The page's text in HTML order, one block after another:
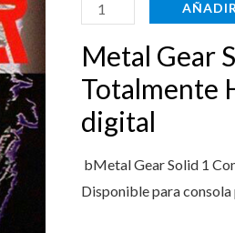
Totalmente
Hablado
En
digital
cantidad
Metal Gear
Totalmente
digital
bMetal Gear Solid 1
Disponible para consola